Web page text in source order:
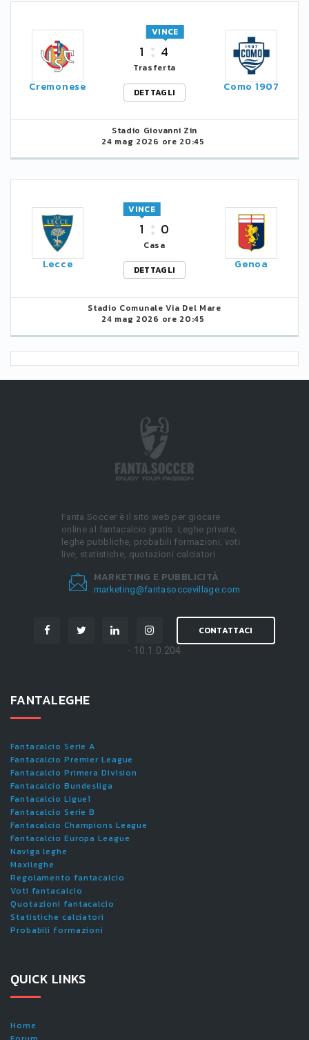
Cremonese
1 4
VINCE
Trasferta
DETTAGLI
Como 1907
Stadio Giovanni Zin
24 mag 2026 ore 20:45
Lecce
1
VINCE
0
Casa
DETTAGLI
Genoa
Stadio Comunale Via Del Mare
24 mag 2026 ore 20:45
Fanta.Soccer è il sito web per giocare
online al fantacalcio gratis. Leghe private,
leghe pubbliche, probabili formazioni, voti
live, statistiche, quotazioni calciatori.
MARKETING E PUBBLICITÀ
marketing@fantasoccevillage.com
CONTATTACI
- 10.1.0.204
FANTALEGHE
Fantacalcio Serie A
Fantacalcio Premier League
Fantacalcio Primera Division
Fantacalcio Bundesliga
Fantacalcio Ligue1
Fantacalcio Serie B
Fantacalcio Champions League
Fantacalcio Europa League
Naviga leghe
Maxileghe
Regolamento fantacalcio
Voti fantacalcio
Quotazioni fantacalcio
Statistiche calciatori
Probabili formazioni
QUICK LINKS
Home